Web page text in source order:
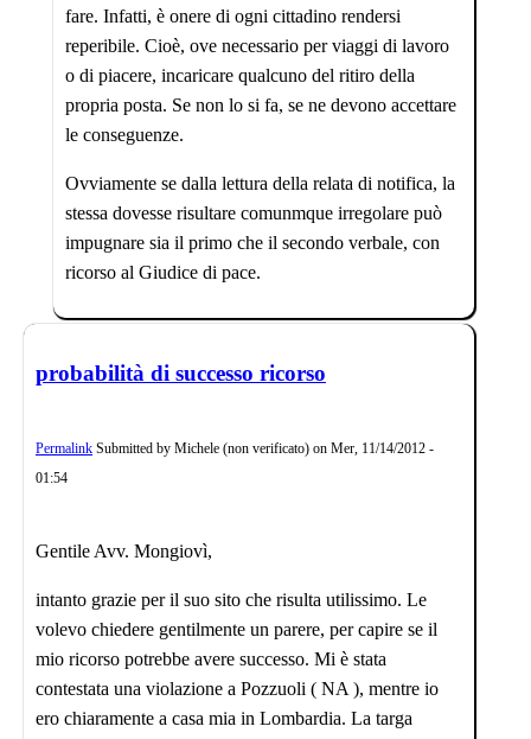
fare. Infatti, è onere di ogni cittadino rendersi
reperibile. Cioè, ove necessario per viaggi di lavoro
o di piacere, incaricare qualcuno del ritiro della
propria posta. Se non lo si fa, se ne devono accettare
le conseguenze.
Ovviamente se dalla lettura della relata di notifica, la
stessa dovesse risultare comunmque irregolare può
impugnare sia il primo che il secondo verbale, con
ricorso al Giudice di pace.
probabilità di successo ricorso
Permalink Submitted by Michele (non verificato) on Mer, 11/14/2012 -
01:54
Gentile Avv. Mongiovì,
intanto grazie per il suo sito che risulta utilissimo. Le
volevo chiedere gentilmente un parere, per capire se il
mio ricorso potrebbe avere successo. Mi è stata
contestata una violazione a Pozzuoli ( NA ), mentre io
ero chiaramente a casa mia in Lombardia. La targa